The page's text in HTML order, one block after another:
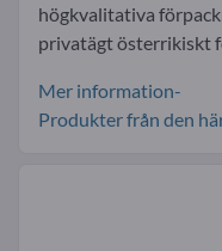
högkvalitativa
privatägt österrikiskt
Mer information-
Produkter från den